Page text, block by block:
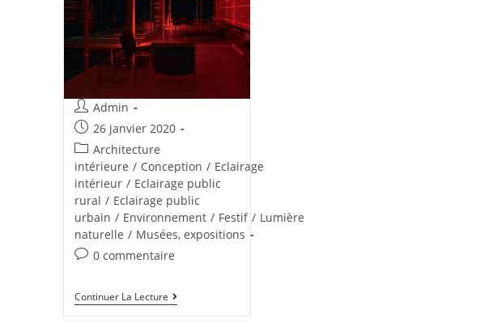
Admin
26 janvier 2020
Architecture
intérieure / Conception / Eclairage
intérieur / Eclairage public
rural / Eclairage public
urbain / Environnement / Festif / Lumière
naturelle / Musées, expositions
0 commentaire
Continuer La Lecture